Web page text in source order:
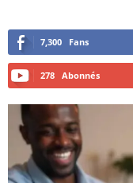
7,300 Fans
278 Abonnés